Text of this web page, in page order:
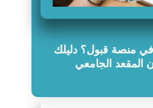
منصة قبول؟ دليلك
المقعد الجامعي